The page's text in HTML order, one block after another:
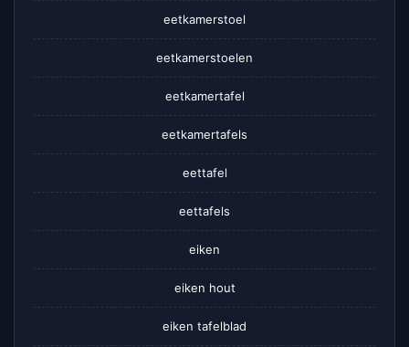
eetkamerstoel
eetkamerstoelen
eetkamertafel
eetkamertafels
eettafel
eettafels
eiken
eiken hout
eiken tafelblad